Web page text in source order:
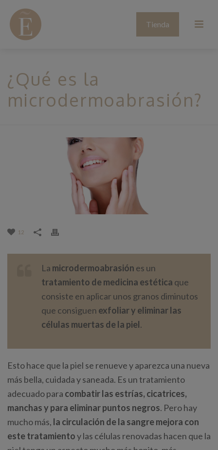
Tienda
¿Qué es la
microdermoabrasión?
12
La microdermoabrasión es un
tratamiento de medicina estética que
consiste en aplicar unos granos diminutos
que consiguen exfoliar y eliminar las
células muertas de la piel.
Esto hace que la piel se renueve y aparezca una nueva
más bella, cuidada y saneada. Es un tratamiento
adecuado para combatir las estrías, cicatrices,
manchas y para eliminar puntos negros. Pero hay
mucho más, la circulación de la sangre mejora con
este tratamientoy las células renovadas hacen que la